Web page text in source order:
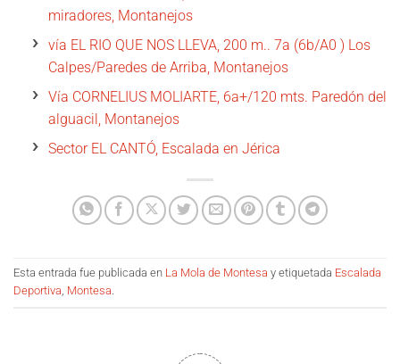
miradores, Montanejos
vía EL RIO QUE NOS LLEVA, 200 m.. 7a (6b/A0 ) Los
Calpes/Paredes de Arriba, Montanejos
Vía CORNELIUS MOLIARTE, 6a+/120 mts. Paredón del
alguacil, Montanejos
Sector EL CANTÓ, Escalada en Jérica
Esta entrada fue publicada en La Mola de Montesa y etiquetada Escalada
Deportiva, Montesa.